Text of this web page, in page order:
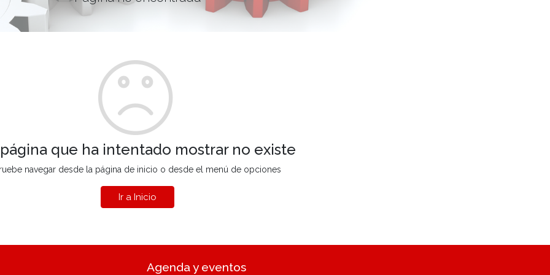
que ha intentado mostrar no existe
navegar desde la página de inicio o desde el menú de opciones
Ir a Inicio
Agenda y eventos